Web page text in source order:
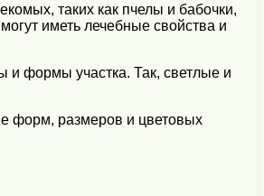
таких как пчелы и бабочки,
иметь лечебные свойства и
и формы участка. Так, светлые и
форм, размеров и цветовых